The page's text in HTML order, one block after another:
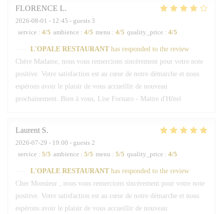
FLORENCE L
2026-08-01 - 12:45 - guests 3
service : 4/5 ambience : 4/5 menu : 4/5 quality_price : 4/5
L'OPALE RESTAURANT has responded to the review
Chère Madame, nous vous remercions sincèrement pour votre note
positive. Votre satisfaction est au cœur de notre démarche et nous
espérons avoir le plaisir de vous accueillir de nouveau
prochainement. Bien à vous, Lise Fornaro - Maitre d'Hôtel
Laurent S
2026-07-29 - 19:00 - guests 2
service : 5/5 ambience : 5/5 menu : 5/5 quality_price : 4/5
L'OPALE RESTAURANT has responded to the review
Cher Monsieur , nous vous remercions sincèrement pour votre note
positive. Votre satisfaction est au cœur de notre démarche et nous
espérons avoir le plaisir de vous accueillir de nouveau